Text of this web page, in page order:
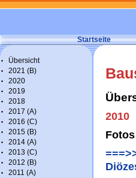
Startseite
Übersicht
2021 (B)
2020
2019
2018
2017 (A)
2016 (C)
2015 (B)
2014 (A)
2013 (C)
2012 (B)
2011 (A)
2010